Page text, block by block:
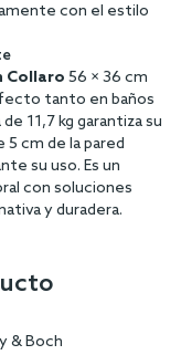
con el estilo
Collaro 56 × 36 cm
tanto en baños
11,7 kg garantiza su
5 cm de la pared
su uso. Es un
con soluciones
y duradera.
& Boch